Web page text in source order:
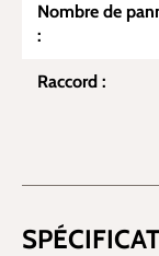
Nombre de
:
Raccord :